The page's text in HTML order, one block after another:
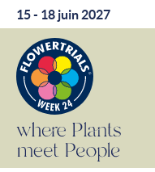
15 - 18 juin 2027